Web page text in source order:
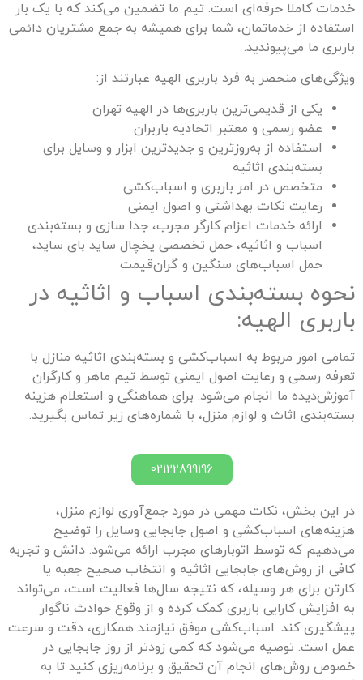
خدمات کاملا حرفه‌ای است. تیم ما تضمین می‌کند که با یک بار
استفاده از خدماتمان، شما برای همیشه به جمع مشتریان دائمی
باربری ما می‌پیوندید.
ویژگی‌های منحصر به فرد باربری الهیه عبارتند از:
یکی از قدیمی‌ترین باربری‌ها در الهیه تهران
عضو رسمی و معتبر اتحادیه باربران
استفاده از به‌روزترین و جدیدترین ابزار و وسایل برای
بسته‌بندی اثاثیه
متخصص در امر باربری و اسباب‌کشی
رعایت نکات بهداشتی و اصول ایمنی
ارائه خدمات اعزام کارگر مجرب، جدا سازی و بسته‌بندی
اسباب و اثاثیه، حمل تخصصی یخچال ساید بای ساید،
حمل اسباب‌های سنگین و گران‌قیمت
نحوه بسته‌بندی اسباب و اثاثیه در
باربری الهیه:
تمامی امور مربوط به اسباب‌کشی و بسته‌بندی اثاثیه منازل با
تعرفه رسمی و رعایت اصول ایمنی توسط تیم ماهر و کارگران
آموزش‌دیده ما انجام می‌شود. برای هماهنگی و استعلام هزینه
بسته‌بندی اثاث و لوازم منزل، با شماره‌های زیر تماس بگیرید.
02122899196
در این بخش، نکات مهمی در مورد جمع‌آوری لوازم منزل،
هزینه‌های اسباب‌کشی و اصول جابجایی وسایل را توضیح
می‌دهیم که توسط اتوبارهای مجرب ارائه می‌شود. دانش و تجربه
کافی از روش‌های جابجایی اثاثیه و انتخاب صحیح جعبه یا
کارتن برای هر وسیله، که نتیجه سال‌ها فعالیت است، می‌تواند
به افزایش کارایی باربری کمک کرده و از وقوع حوادث ناگوار
پیشگیری کند. اسباب‌کشی موفق نیازمند همکاری، دقت و سرعت
عمل است. توصیه می‌شود که کمی زودتر از روز جابجایی در
خصوص روش‌های انجام آن تحقیق و برنامه‌ریزی کنید تا به